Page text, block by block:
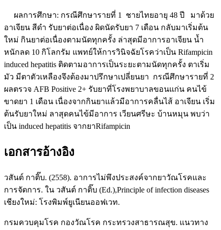
ผลการศึกษา: กรณีศึกษารายที่ 1 ชายไทยอายุ 48 ปี มาด้วย
อาเจียน สีดำ รับยาต่อเนื่อง ผิดนัดรับยา 7 เดือน กลับมาเริ่มต้น
ใหม่ กินยาต่อเนื่องตามนัดทุกครั้ง ล่าสุดมีอาการอาเจียน น้ำ
หนักลด 10 กิโลกรัม แพทย์ให้การวินิจฉัยโรคว่าเป็น Rifampicin
induced hepatitis ติดตามอาการเป็นระยะตามนัดทุกครั้ง ตาเริ่ม
มัว มีตาตัวเหลืองจึงต้องมาปรึกษาเปลี่ยนยา กรณีศึกษารายที่ 2
ผลตรวจ AFB Positive 2+ รับยาที่โรงพยาบาลขอนแก่น คนไข้
ขาดยา 1 เดือน เนื่องจากกินยาแล้วมีอาการคลื่นไส้ อาเจียน เริ่ม
ต้นรับยาใหม่ ลาสุดคนไข้มีอาการ เวียนศรีษะ บ้านหมุน พบว่า
เป็น induced hepatitis จากยาRifampicin
เอกสารอ้างอิง
วสันต์ กาติ๊บ. (2558). อาการไม่พึงประสงค์จากยาวัณโรคและ
การจัดการ. ใน วสันต์ กาติ๊บ (Ed.),Principle of infection diseases
เชียงใหม่: โรงพิมพ์ยูเนียนออฟเวท.
กรมควบคุมโรค กองวัณโรค กระทรวงสาธารณสุข. แนวทาง